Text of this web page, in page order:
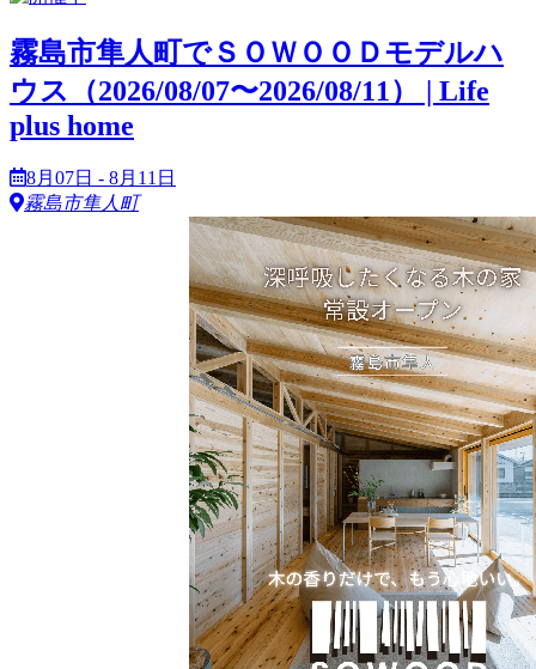
霧島市隼人町でＳＯＷＯＯＤモデルハ
ウス（2026/08/07〜2026/08/11） | Life
plus home
8月07日 - 8月11日
霧島市隼人町